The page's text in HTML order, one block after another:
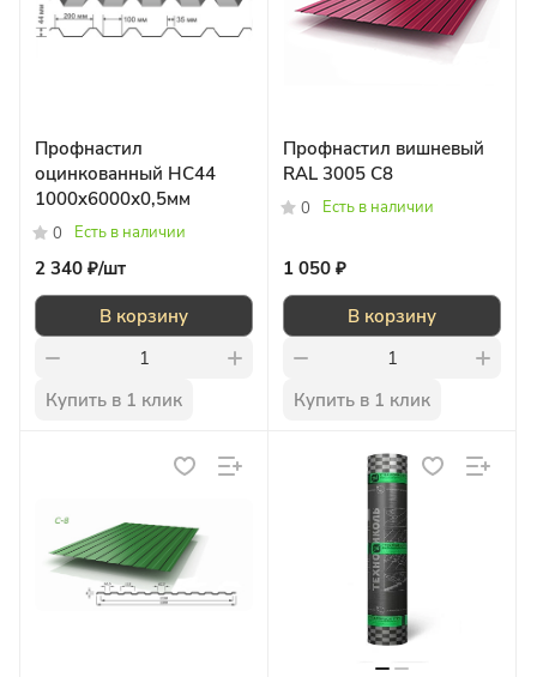
Профнастил
оцинкованный НС44
1000x6000х0,5мм
0 Есть в наличии
2 340 ₽/шт
В корзину
Купить в 1 клик
Профнастил вишневый
RAL 3005 С8
0 Есть в наличии
1 050 ₽
В корзину
Купить в 1 клик